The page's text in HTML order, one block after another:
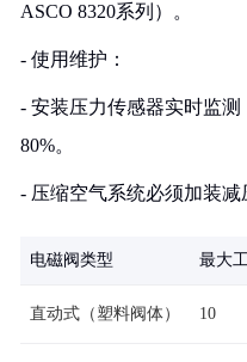
ASCO 8320系列）。
- 使用维护：
- 安装压力传感器实时监
80%。
- 压缩空气系统必须加装减
电磁阀类型 最大
直动式（塑料阀体） 10